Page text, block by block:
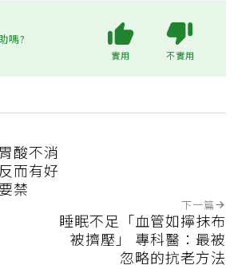
嗎?
實用 不實用
酸不消
而有好
禁
下一篇
睡眠不足「血管如擰抹布
被擠壓」 專科醫：最被
忽略的抗老方法